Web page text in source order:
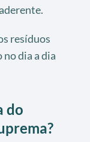
resíduos
dia a dia
do